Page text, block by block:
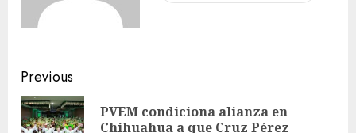
Previous
PVEM condiciona alianza en
Chihuahua a que Cruz Pérez